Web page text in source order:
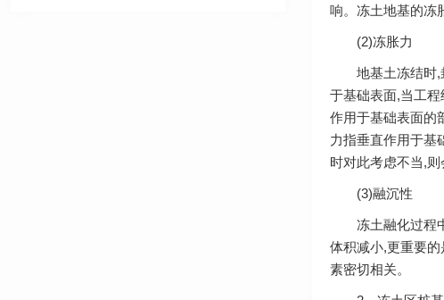
响。冻土地基的冻
(2)冻胀力
地基土冻结时,封
于基础表面,当工
作用于基础表面的
力指垂直作用于基
时对此考虑不当,
(3)融沉性
冻土融化过程中,
体积减小,更重要
素密切相关。